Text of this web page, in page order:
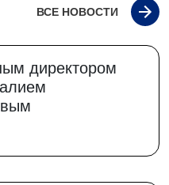
ВСЕ НОВОСТИ
директором